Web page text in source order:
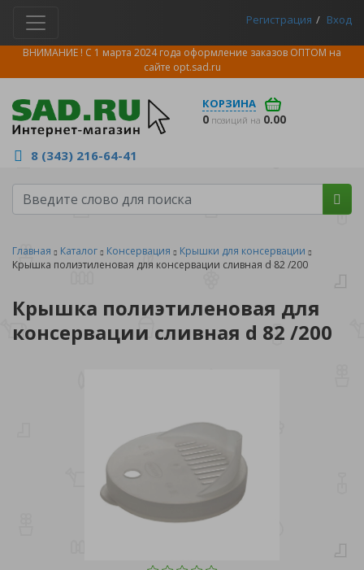
Регистрация Вход
ВНИМАНИЕ ! С 1 марта 2024 года оформление заказов ОПТОМ на
сайте opt.sad.ru
КОРЗИНА
0 позиций на 0.00
8 (343) 216-64-41
Главная Каталог Консервация
Крышки для консервации
Крышка полиэтиленовая для консервации сливная d 82 /200
Крышка полиэтиленовая для
консервации сливная d 82 /200